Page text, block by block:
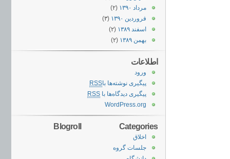
مرداد ۱۳۹۰
(۲)
فروردین ۱۳۹۰
(۳)
اسفند ۱۳۸۹
(۲)
بهمن ۱۳۸۹
(۲)
اطلاعات
ورود
پیگیری نوشته‌ها باRSS
پیگیری دیدگاه‌ها با RSS
WordPress.org
Categories
اخلاق
جلسات گروه
Blogroll